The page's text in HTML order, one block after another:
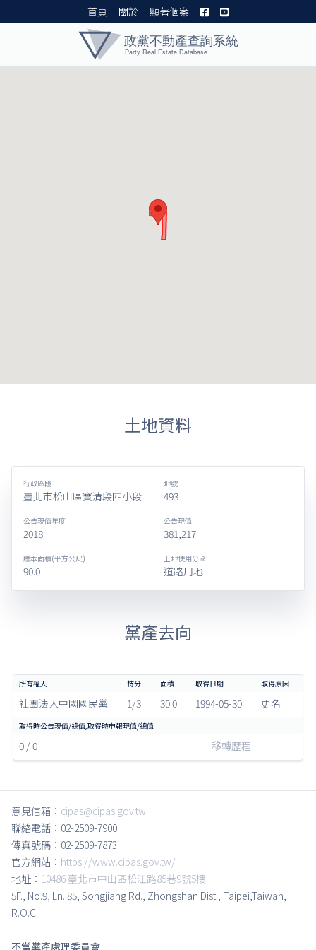
首頁 關於 顯著個案
土地資料
行政區段
臺北市松山區寶清段四小段
地號
493
公告現值年度
2018
公告現值
381,217
謄本面積(平方公尺)
90.0
土地使用分區
道路用地
黨產去向
社團法人中國國民黨 1/3 30.0 1994-05-30 更名
0 / 0 移轉歷程
意見信箱： cipas@cipas.gov.tw
聯絡電話：02-2509-7900
傳真號碼：02-2509-7873
官方網站： https://www.cipas.gov.tw/
地址： 10486 臺北市中山區松江路85巷9號5樓
5F., No.9, Ln. 85, Songjiang Rd., Zhongshan Dist., Taipei,Taiwan,
R.O.C
不當黨產處理委員會